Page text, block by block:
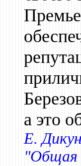
а это
Е.
"Общая